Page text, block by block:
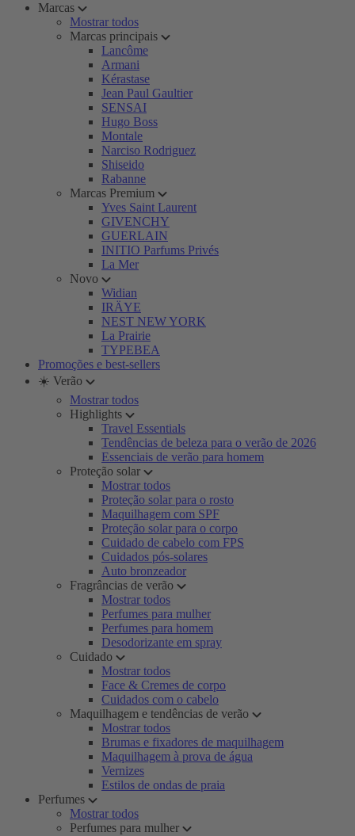
Marcas
Mostrar todos
Marcas principais
Lancôme
Armani
Kérastase
Jean Paul Gaultier
SENSAI
Hugo Boss
Montale
Narciso Rodriguez
Shiseido
Rabanne
Marcas Premium
Yves Saint Laurent
GIVENCHY
GUERLAIN
INITIO Parfums Privés
La Mer
Novo
Widian
IRÄYE
NEST NEW YORK
La Prairie
TYPEBEA
Promoções e best-sellers
☀️ Verão
Mostrar todos
Highlights
Travel Essentials
Tendências de beleza para o verão de 2026
Essenciais de verão para homem
Proteção solar
Mostrar todos
Proteção solar para o rosto
Maquilhagem com SPF
Proteção solar para o corpo
Cuidado de cabelo com FPS
Cuidados pós-solares
Auto bronzeador
Fragrâncias de verão
Mostrar todos
Perfumes para mulher
Perfumes para homem
Desodorizante em spray
Cuidado
Mostrar todos
Face & Cremes de corpo
Cuidados com o cabelo
Maquilhagem e tendências de verão
Mostrar todos
Brumas e fixadores de maquilhagem
Maquilhagem à prova de água
Vernizes
Estilos de ondas de praia
Perfumes
Mostrar todos
Perfumes para mulher